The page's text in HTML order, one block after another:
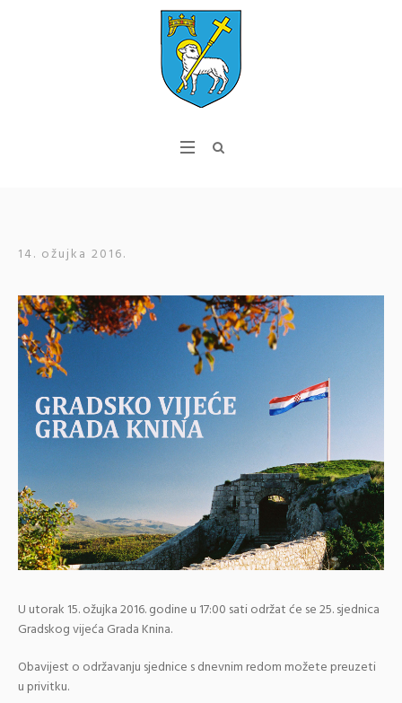
14. ožujka 2016.
U utorak 15. ožujka 2016. godine u 17:00 sati održat će se 25. sjednica
Gradskog vijeća Grada Knina.
Obavijest o održavanju sjednice s dnevnim redom možete preuzeti
u privitku.